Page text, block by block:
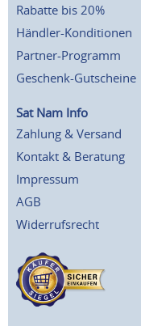
Rabatte bis 20%
Händler-Konditionen
Partner-Programm
Geschenk-Gutscheine
Sat Nam Info
Zahlung & Versand
Kontakt & Beratung
Impressum
AGB
Widerrufsrecht